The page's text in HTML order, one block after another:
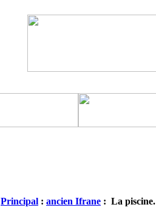
Principal : ancien Ifrane : La piscine.